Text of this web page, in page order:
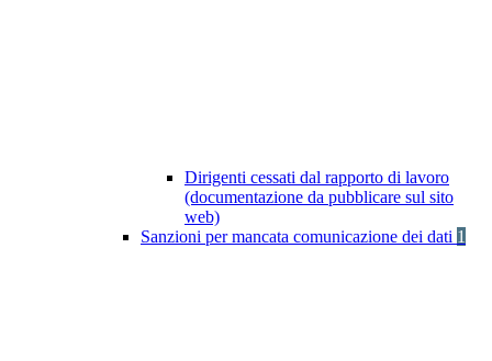
Dirigenti cessati dal rapporto di lavoro
(documentazione da pubblicare sul sito
web)
Sanzioni per mancata comunicazione dei dati 1